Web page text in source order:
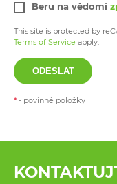
Beru na vědomí
This site is protected by
Terms of Service apply.
ODESLAT
* - povinné položky